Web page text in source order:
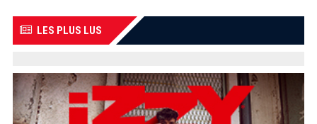
LES PLUS LUS